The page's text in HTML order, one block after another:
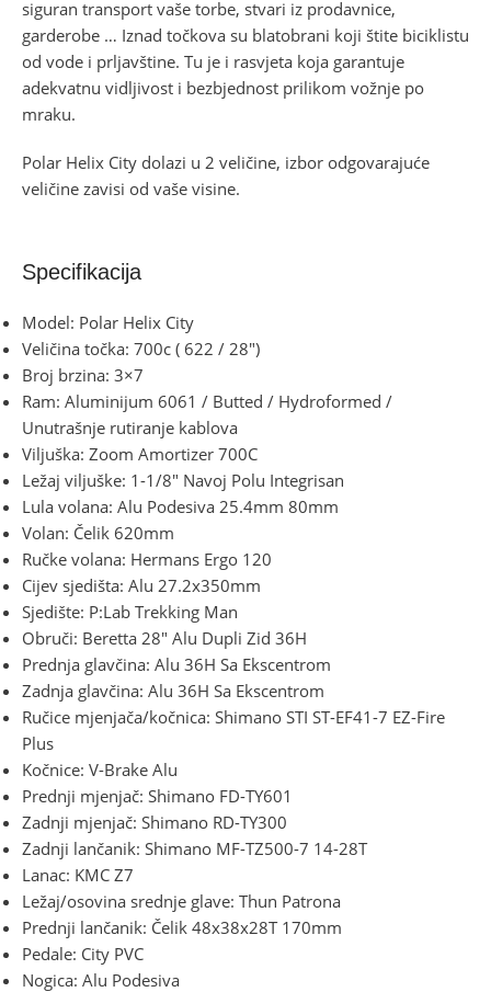
siguran transport vaše torbe, stvari iz prodavnice,
garderobe … Iznad točkova su blatobrani koji štite biciklistu
od vode i prljavštine. Tu je i rasvjeta koja garantuje
adekvatnu vidljivost i bezbjednost prilikom vožnje po
mraku.
Polar Helix City dolazi u 2 veličine, izbor odgovarajuće
veličine zavisi od vaše visine.
Specifikacija
Model: Polar Helix City
Veličina točka: 700c ( 622 / 28″)
Broj brzina: 3×7
Ram: Aluminijum 6061 / Butted / Hydroformed /
Unutrašnje rutiranje kablova
Viljuška: Zoom Amortizer 700C
Ležaj viljuške: 1-1/8″ Navoj Polu Integrisan
Lula volana: Alu Podesiva 25.4mm 80mm
Volan: Čelik 620mm
Ručke volana: Hermans Ergo 120
Cijev sjedišta: Alu 27.2x350mm
Sjedište: P:Lab Trekking Man
Obruči: Beretta 28″ Alu Dupli Zid 36H
Prednja glavčina: Alu 36H Sa Ekscentrom
Zadnja glavčina: Alu 36H Sa Ekscentrom
Ručice mjenjača/kočnica: Shimano STI ST-EF41-7 EZ-Fire
Plus
Kočnice: V-Brake Alu
Prednji mjenjač: Shimano FD-TY601
Zadnji mjenjač: Shimano RD-TY300
Zadnji lančanik: Shimano MF-TZ500-7 14-28T
Lanac: KMC Z7
Ležaj/osovina srednje glave: Thun Patrona
Prednji lančanik: Čelik 48x38x28T 170mm
Pedale: City PVC
Nogica: Alu Podesiva